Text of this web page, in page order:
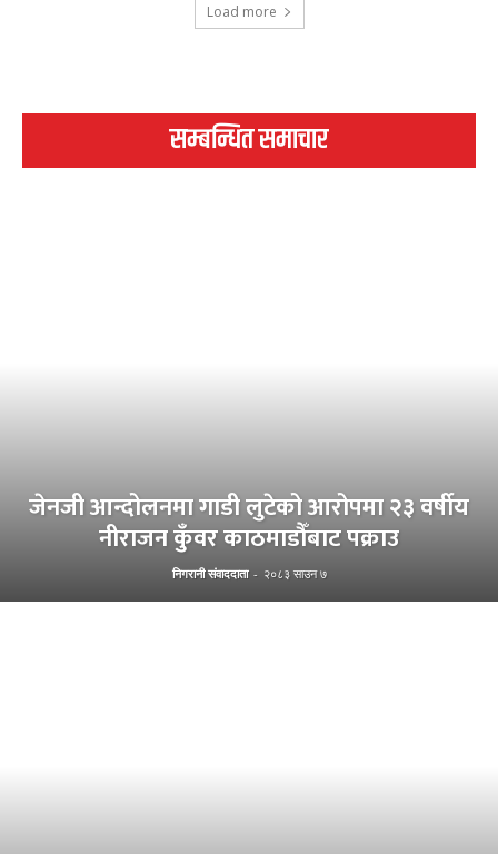
Load more
सम्बन्धित समाचार
जेनजी आन्दोलनमा गाडी लुटेको आरोपमा २३ वर्षीय
नीराजन कुँवर काठमाडौँबाट पक्राउ
निगरानी संवाददाता - २०८३ साउन ७